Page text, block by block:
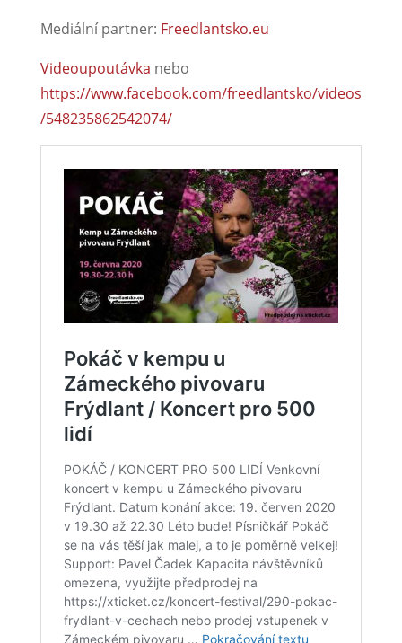
Mediální partner: Freedlantsko.eu
Videoupoutávka nebo
https://www.facebook.com/freedlantsko/videos
/548235862542074/